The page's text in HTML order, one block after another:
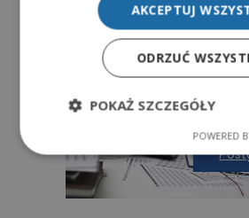
AKCEPTUJ
ODRZUĆ
POKAŻ SZCZEGÓŁY
POWERED